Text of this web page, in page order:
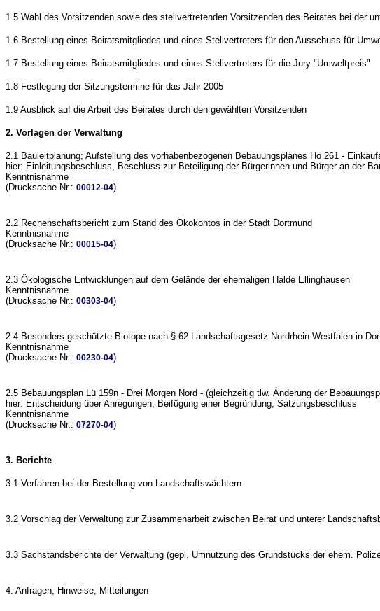
1.5 Wahl des Vorsitzenden sowie des stellvertretenden Vorsitzenden des Beirates bei der
1.6 Bestellung eines Beiratsmitgliedes und eines Stellvertreters für den Ausschuss für
1.7 Bestellung eines Beiratsmitgliedes und eines Stellvertreters für die Jury "Umweltpreis"
1.8 Festlegung der Sitzungstermine für das Jahr 2005
1.9 Ausblick auf die Arbeit des Beirates durch den gewählten Vorsitzenden
2. Vorlagen der Verwaltung
2.1 Bauleitplanung; Aufstellung des vorhabenbezogenen Bebauungsplanes Hö 261 -
hier: Einleitungsbeschluss, Beschluss zur Beteiligung der Bürgerinnen und Bürger an der
Kenntnisnahme
(Drucksache Nr.: 00012-04)
2.2 Rechenschaftsbericht zum Stand des Ökokontos in der Stadt Dortmund
Kenntnisnahme
(Drucksache Nr.: 00015-04)
2.3 Ökologische Entwicklungen auf dem Gelände der ehemaligen Halde Ellinghausen
Kenntnisnahme
(Drucksache Nr.: 00303-04)
2.4 Besonders geschützte Biotope nach § 62 Landschaftsgesetz Nordrhein-Westfalen in
Kenntnisnahme
(Drucksache Nr.: 00230-04)
2.5 Bebauungsplan Lü 159n - Drei Morgen Nord - (gleichzeitig tlw. Änderung der
hier: Entscheidung über Anregungen, Beifügung einer Begründung, Satzungsbeschluss
Kenntnisnahme
(Drucksache Nr.: 07270-04)
3. Berichte
3.1 Verfahren bei der Bestellung von Landschaftswächtern
3.2 Vorschlag der Verwaltung zur Zusammenarbeit zwischen Beirat und unterer
3.3 Sachstandsberichte der Verwaltung (gepl. Umnutzung des Grundstücks der ehem.
4. Anfragen, Hinweise, Mitteilungen